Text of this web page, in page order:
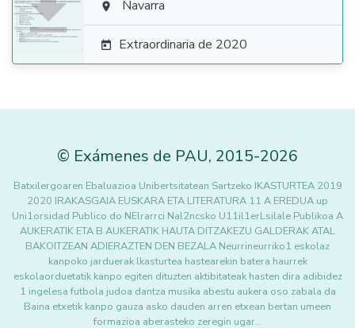
 Navarra
 Extraordinaria de 2020
© Exámenes de PAU, 2015-2026
Batxilergoaren Ebaluazioa Unibertsitatean Sartzeko IKASTURTEA 2019
2020 IRAKASGAIA EUSKARA ETA LITERATURA 11 A EREDUA up
Uni1orsidad Publico do NElrarrci Nal2ncsko U11il1erLsilale Publikoa A
AUKERATIK ETA B AUKERATIK HAUTA DITZAKEZU GALDERAK ATAL
BAKOITZEAN ADIERAZTEN DEN BEZALA Neurrineurriko1 eskolaz
kanpoko jarduerak lkasturtea hastearekin batera haurrek
eskolaorduetatik kanpo egiten dituzten aktibitateak hasten dira adibidez
1 ingelesa futbola judoa dantza musika abestu aukera oso zabala da
Baina etxetik kanpo gauza asko dauden arren etxean bertan umeen
formazioa aberasteko zeregin ugar…